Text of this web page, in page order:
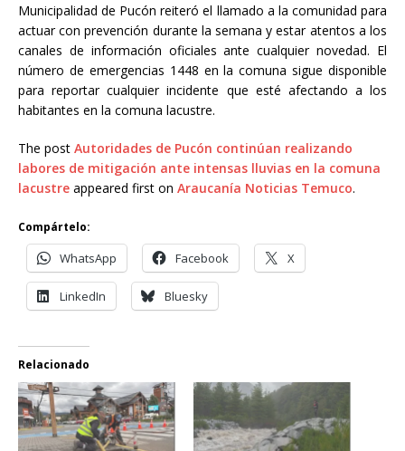
Municipalidad de Pucón reiteró el llamado a la comunidad para
actuar con prevención durante la semana y estar atentos a los
canales de información oficiales ante cualquier novedad. El
número de emergencias 1448 en la comuna sigue disponible
para reportar cualquier incidente que esté afectando a los
habitantes en la comuna lacustre.
The post Autoridades de Pucón continúan realizando
labores de mitigación ante intensas lluvias en la comuna
lacustre appeared first on Araucanía Noticias Temuco.
Compártelo:
WhatsApp Facebook X
LinkedIn Bluesky
Relacionado